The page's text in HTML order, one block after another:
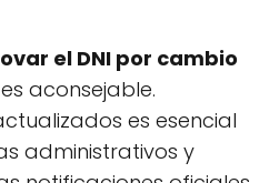
el DNI por cambio
aconsejable.
es esencial
administrativos y